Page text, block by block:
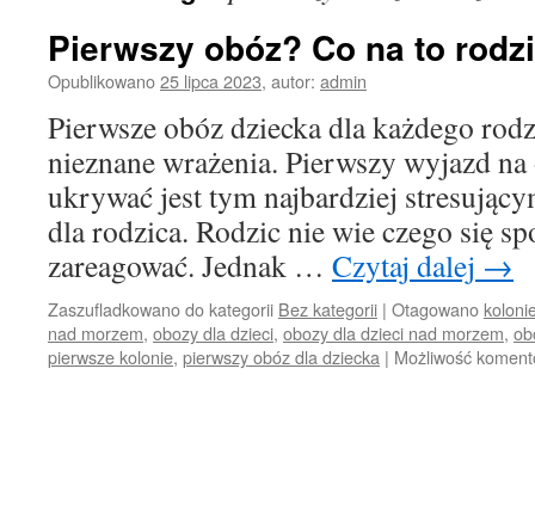
Pierwszy obóz? Co na to
Opublikowano25 lipca 2023, autor: admin
Pierwsze obóz dziecka dla każdego
nieznane wrażenia. Pierwszy wyjazd
ukrywać jest tym najbardziej
dla rodzica. Rodzic nie wie czego się
zareagować. Jednak … Czytaj dalej →
Zaszufladkowano do kategorii Bez kategorii | Otagowano
nad morzem, obozy dla dzieci, obozy dla dzieci nad morzem,
pierwsze kolonie, pierwszy obóz dla dziecka | Możliwość